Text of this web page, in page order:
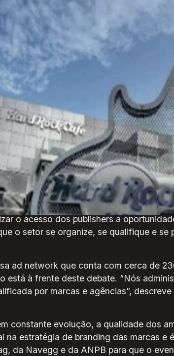
o Hard Rock Cafe Curitiba será palco
com o tema “Branding no Digital - A
vão abordar a relevância de
campanhas de branding. Para isso, o
Sheila Ribas; com a especialista
e com a gerente comercial da NZN,
COO da PremiumAds, Riadis
sobre como o jornalismo, os
construção de marcas sólidas”,
a participação especial de Marcello
dos Publishers do Brasil (ANPB)
sem fins lucrativos que tem como
o território nacional.
o acesso dos publishers a
o setor se organize, se qualifique e se
ad network que conta com cerca de
está à frente deste debate. “Nós
por marcas e agências”,
constante evolução, a qualidade dos
na estratégia de branding das marcas e
da Navegg e da ANPB para que o